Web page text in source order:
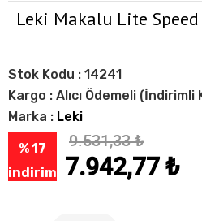
Leki Makalu Lite
Stok Kodu : 14241
Kargo : Alıcı Ödemeli (İndirimli
Marka : Leki
% 17
indirim
9.531,33₺
7.942,77 ₺